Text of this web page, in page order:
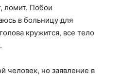
ломит. Побои
в больницу для
кружится, все тело
человек, но заявление в